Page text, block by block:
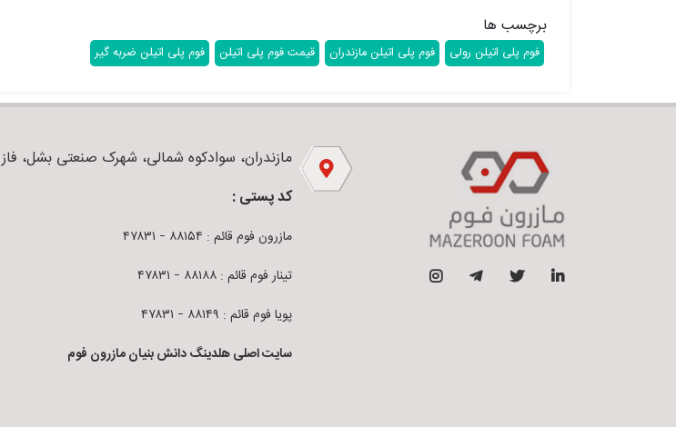
برچسب ها
فوم پلی اتیلن رولی فوم پلی اتیلن مازندران قیمت فوم پلی اتیلن فوم پلی اتیلن ضربه گیر
مازندران، سوادکوه شمالی، شهرک صنعتی بشل، فاز ۱ ،گروه صنعتی مازرون فوم
کد پستی :
مازرون فوم قائم : ۸۸۱۵۴ – ۴۷۸۳۱
تینار فوم قائم : ۸۸۱۸۸ – ۴۷۸۳۱
پویا فوم قائم : ۸۸۱۴۹ – ۴۷۸۳۱
سایت اصلی هلدینگ دانش بنیان مازرون فوم